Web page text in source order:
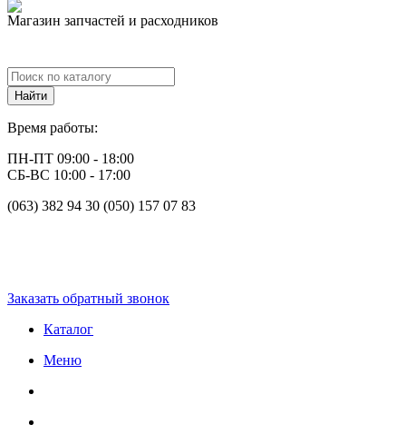
Магазин запчастей и расходников
Время работы:
ПН-ПТ 09:00 - 18:00
СБ-ВС 10:00 - 17:00
(063) 382 94 30 (050) 157 07 83
Заказать обратный звонок
Каталог
Меню